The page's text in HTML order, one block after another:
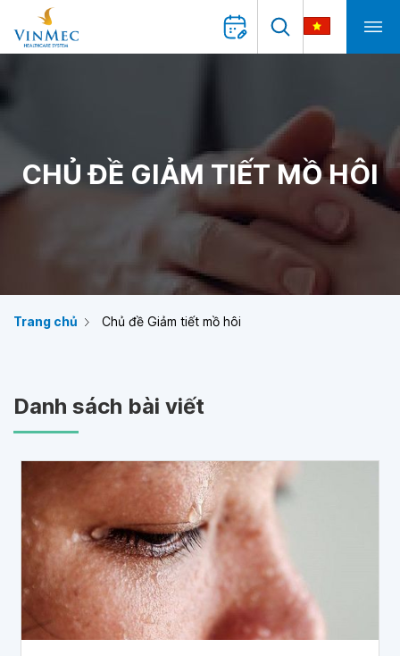
CHỦ ĐỀ GIẢM TIẾT MỒ HÔI
Trang chủ Chủ đề Giảm tiết mồ hôi
Danh sách bài viết